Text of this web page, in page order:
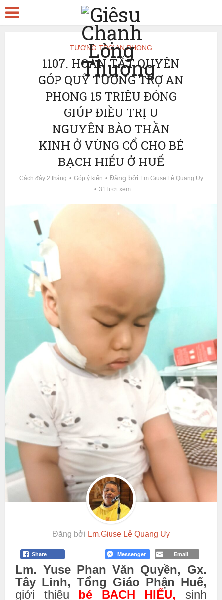
TƯƠNG TRỢ AN PHONG
1107. HOÀN TẤT QUYÊN
GÓP QUỸ TƯƠNG TRỢ AN
PHONG 15 TRIÊU ĐÓNG
GIÚP ĐIỀU TRỊ U
NGUYÊN BÀO THẦN
KINH Ở VÙNG CỔ CHO BÉ
BẠCH HIẾU Ở HUẾ
Cách đây 2 tháng Góp ý kiến Đăng bởi Lm.Giuse Lê Quang Uy
31 lượt xem
Đăng bởi Lm.Giuse Lê Quang Uy
Share Messenger Email
Lm. Yuse Phan Văn Quyền, Gx.
Tây Linh, Tổng Giáo Phận Huế,
giới thiệu bé BẠCH HIẾU, sinh